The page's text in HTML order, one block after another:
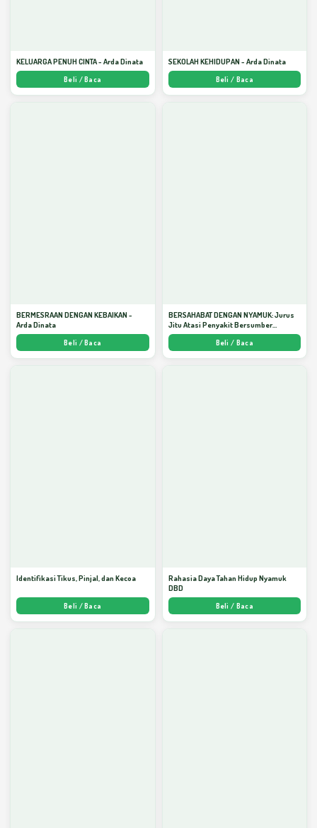
KELUARGA PENUH CINTA - Arda Dinata
Beli / Baca
SEKOLAH KEHIDUPAN - Arda Dinata
Beli / Baca
BERMESRAAN DENGAN KEBAIKAN -
Arda Dinata
Beli / Baca
BERSAHABAT DENGAN NYAMUK: Jurus
Jitu Atasi Penyakit Bersumber
Nyamuk - Arda Dinata
Beli / Baca
Identifikasi Tikus, Pinjal, dan Kecoa
Beli / Baca
Rahasia Daya Tahan Hidup Nyamuk
DBD
Beli / Baca